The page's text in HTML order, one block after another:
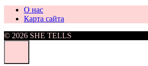
О нас
Карта сайта
© 2026 SHE TELLS